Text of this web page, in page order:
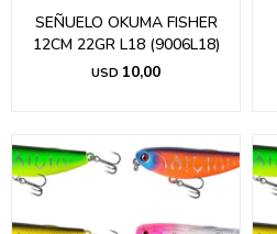
SEÑUELO OKUMA FISHER
12CM 22GR L18 (9006L18)
USD 10,00